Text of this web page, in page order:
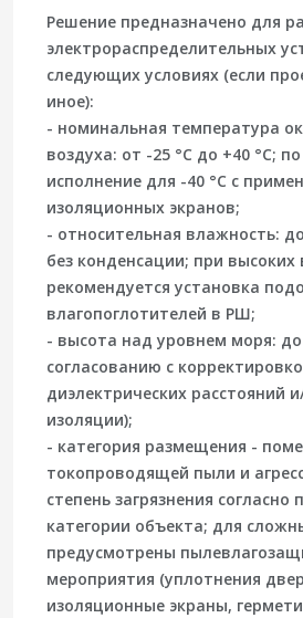
Решение предназначено для
электрораспределительных
следующих условиях (если
иное):
- номинальная температура
воздуха: от -25 °C до +40 °C;
исполнение для -40 °C с
изоляционных экранов;
- относительная влажность:
без конденсации; при высоких
рекомендуется установка
влагопоглотителей в РШ;
- высота над уровнем моря:
согласованию с
диэлектрических расстояний
изоляции);
- категория размещения -
токопроводящей пыли и
степень загрязнения согласно
категории объекта; для
предусмотрены
мероприятия (уплотнения
изоляционные экраны,